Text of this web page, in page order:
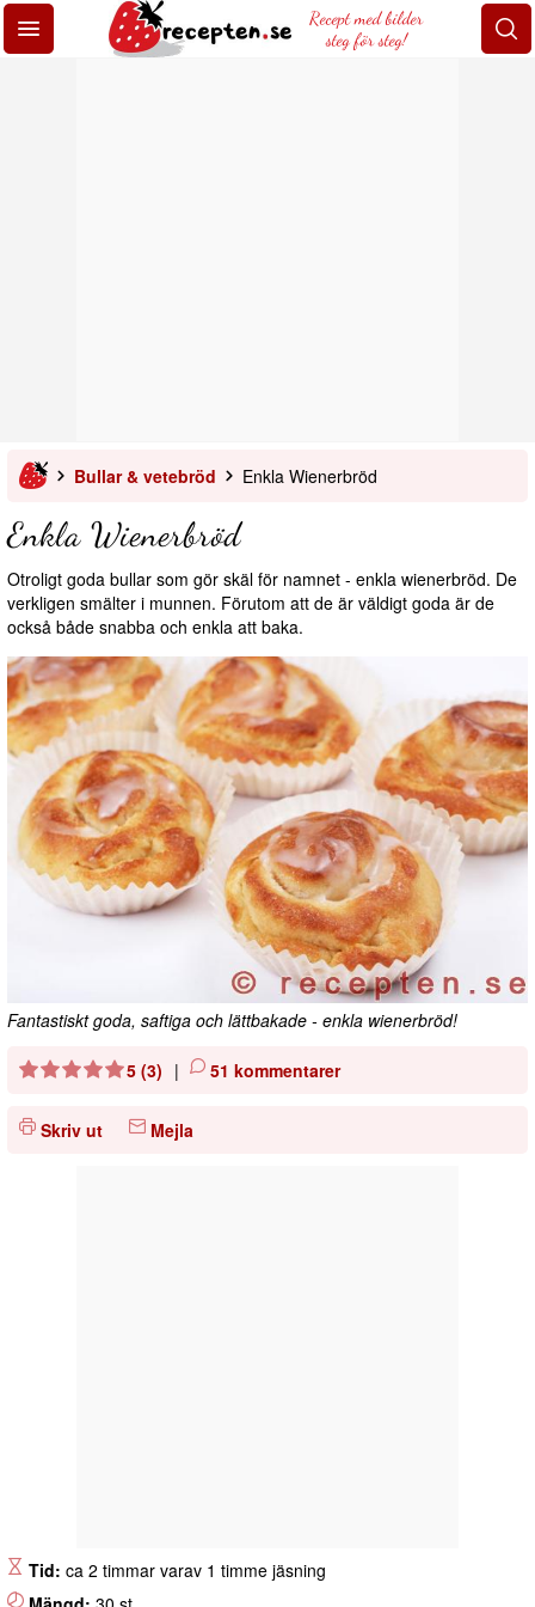
Recept med bilder
steg för steg!
Bullar & vetebröd Enkla Wienerbröd
Enkla Wienerbröd
Otroligt goda bullar som gör skäl för namnet - enkla wienerbröd. De
verkligen smälter i munnen. Förutom att de är väldigt goda är de
också både snabba och enkla att baka.
Fantastiskt goda, saftiga och lättbakade - enkla wienerbröd!
5 (3) | 51 kommentarer
Skriv ut Mejla
Tid: ca 2 timmar varav 1 timme jäsning